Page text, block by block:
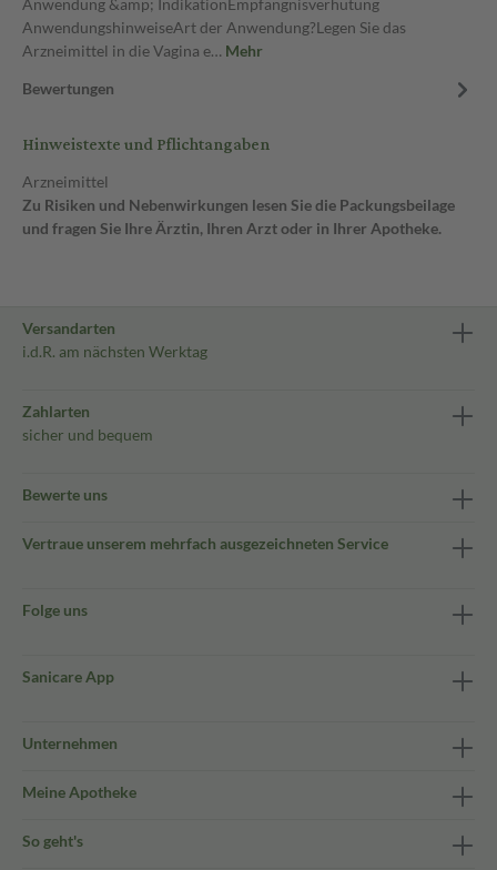
Anwendung &amp; IndikationEmpfängnisverhütung
AnwendungshinweiseArt der Anwendung?Legen Sie das
Arzneimittel in die Vagina e… Mehr
Bewertungen
Hinweistexte und Pflichtangaben
Arzneimittel
Zu Risiken und Nebenwirkungen lesen Sie die Packungsbeilage
und fragen Sie Ihre Ärztin, Ihren Arzt oder in Ihrer Apotheke.
Versandarten
i.d.R. am nächsten Werktag
Zahlarten
sicher und bequem
Bewerte uns
Vertraue unserem mehrfach ausgezeichneten Service
Folge uns
Sanicare App
Unternehmen
Meine Apotheke
So geht's